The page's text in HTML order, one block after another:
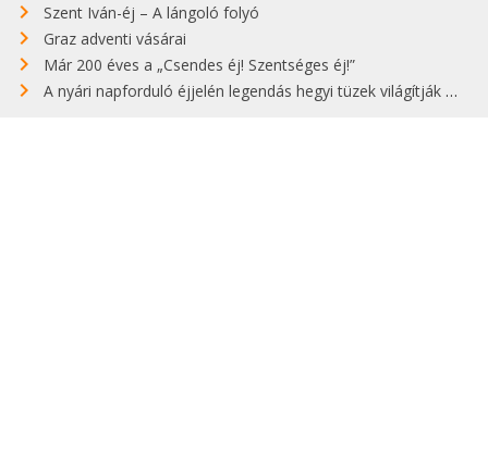
Szent Iván-éj – A lángoló folyó
Graz adventi vásárai
Már 200 éves a „Csendes éj! Szentséges éj!”
A nyári napforduló éjjelén legendás hegyi tüzek világítják meg Zugspitzét